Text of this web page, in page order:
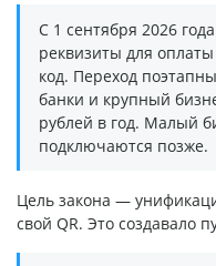
С 1 сентября 2026
реквизиты для
код. Переход
банки и крупный
рублей в год. Малый
подключаются позже.
Цель закона —
свой QR. Это создавало